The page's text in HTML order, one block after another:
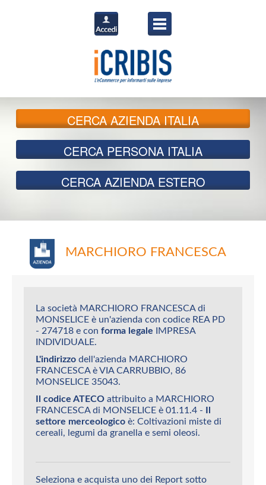
CERCAAZIENDA ITALIA
CERCA PERSONA ITALIA
CERCA AZIENDA ESTERO
MARCHIORO FRANCESCA
La società MARCHIORO FRANCESCA di
MONSELICE è un'azienda con codice REA PD
- 274718 e con forma legale IMPRESA
INDIVIDUALE.
L'indirizzo dell'azienda MARCHIORO
FRANCESCA è VIA CARRUBBIO, 86
MONSELICE 35043.
Il codice ATECO attribuito a MARCHIORO
FRANCESCA di MONSELICE è 01.11.4 - Il
settore merceologico è: Coltivazioni miste di
cereali, legumi da granella e semi oleosi.
Seleziona e acquista uno dei Report sotto